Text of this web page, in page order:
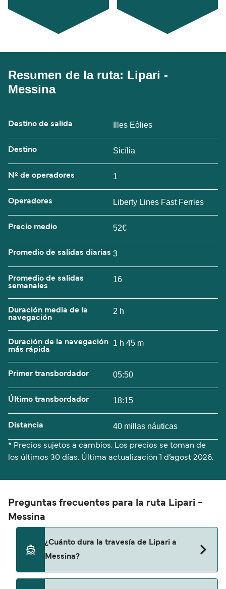
Resumen de la ruta: Lipari -
Messina
Destino de salida Illes Eòlies
Destino Sicília
Nº de operadores 1
Operadores Liberty Lines Fast Ferries
Precio medio 52€
Promedio de salidas diarias 3
Promedio de salidas
semanales
16
Duración media de la
navegación
2 h
Duración de la navegación
más rápida
1 h 45 m
Primer transbordador 05:50
Último transbordador 18:15
Distancia 40 millas náuticas
* Precios sujetos a cambios. Los precios se toman de
los últimos 30 días. Última actualización 1 d’agost 2026.
Preguntas frecuentes para la ruta Lipari -
Messina
¿Cuánto dura la travesía de Lipari a
Messina?